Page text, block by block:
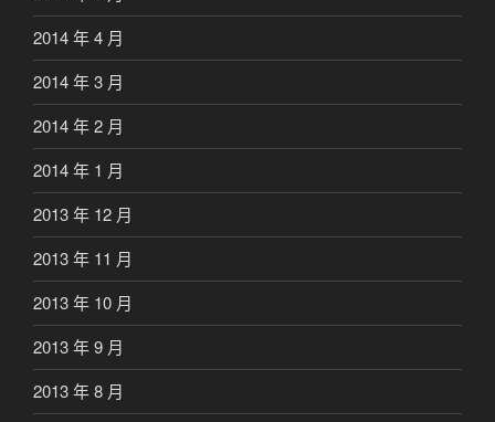
2014 年 4 月
2014 年 3 月
2014 年 2 月
2014 年 1 月
2013 年 12 月
2013 年 11 月
2013 年 10 月
2013 年 9 月
2013 年 8 月